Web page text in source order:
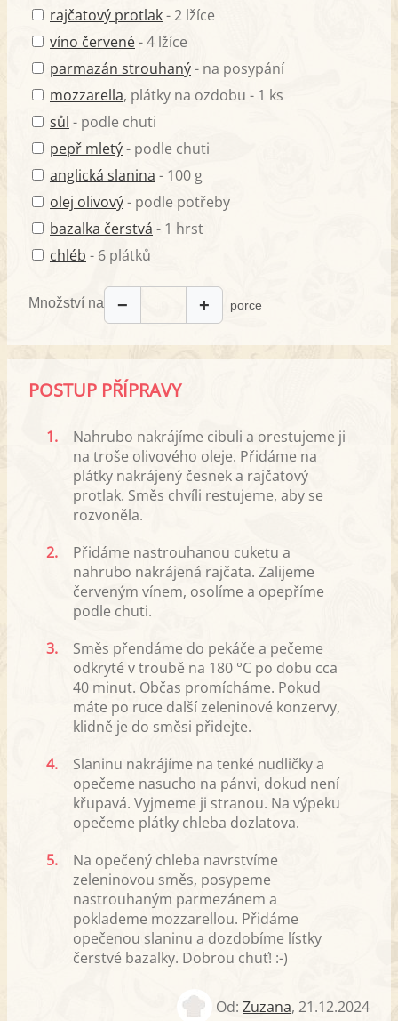
rajčatový protlak- 2 lžíce
víno červené- 4 lžíce
parmazán strouhaný- na posypání
mozzarella, plátky na ozdobu - 1 ks
sůl - podle chuti
pepř mletý- podle chuti
anglická slanina - 100 g
olej olivový- podle potřeby
bazalka čerstvá - 1 hrst
chléb - 6 plátků
Množství na − + porce
POSTUP PŘÍPRAVY
1.
Nahrubo nakrájíme cibuli a orestujeme ji
na troše olivového oleje. Přidáme na
plátky nakrájený česnek a rajčatový
protlak. Směs chvíli restujeme, aby se
rozvoněla.
2.
Přidáme nastrouhanou cuketu a
nahrubo nakrájená rajčata. Zalijeme
červeným vínem, osolíme a opepříme
podle chuti.
3.
Směs přendáme do pekáče a pečeme
odkryté v troubě na 180 °C po dobu cca
40 minut. Občas promícháme. Pokud
máte po ruce další zeleninové konzervy,
klidně je do směsi přidejte.
4.
Slaninu nakrájíme na tenké nudličky a
opečeme nasucho na pánvi, dokud není
křupavá. Vyjmeme ji stranou. Na výpeku
opečeme plátky chleba dozlatova.
5.
Na opečený chleba navrstvíme
zeleninovou směs, posypeme
nastrouhaným parmezánem a
poklademe mozzarellou. Přidáme
opečenou slaninu a dozdobíme lístky
čerstvé bazalky. Dobrou chuť! :-)
Od: Zuzana, 21.12.2024